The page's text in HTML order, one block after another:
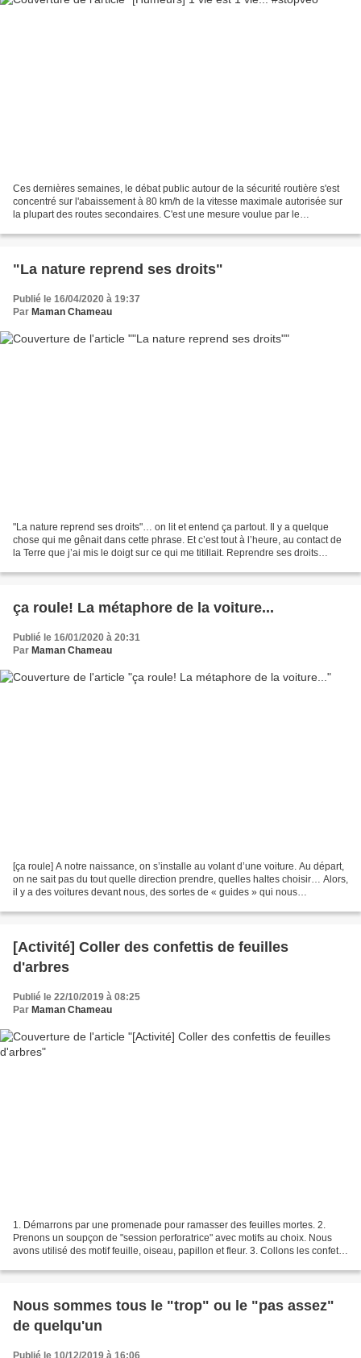
Ces dernières semaines, le débat public autour de la sécurité routière s'est
concentré sur l'abaissement à 80 km/h de la vitesse maximale autorisée sur
la plupart des routes secondaires. C'est une mesure voulue par le
"La nature reprend ses droits"
Publié le 16/04/2020 à 19:37
Par Maman Chameau
"La nature reprend ses droits"… on lit et entend ça partout. Il y a quelque
chose qui me gênait dans cette phrase. Et c’est tout à l’heure, au contact de
la Terre que j’ai mis le doigt sur ce qui me titillait. Reprendre ses droits
ça roule! La métaphore de la voiture...
Publié le 16/01/2020 à 20:31
Par Maman Chameau
[ça roule] A notre naissance, on s’installe au volant d’une voiture. Au départ,
on ne sait pas du tout quelle direction prendre, quelles haltes choisir… Alors,
il y a des voitures devant nous, des sortes de « guides » qui nous
[Activité] Coller des confettis de feuilles
d'arbres
Publié le 22/10/2019 à 08:25
Par Maman Chameau
1. Démarrons par une promenade pour ramasser des feuilles mortes. 2.
Prenons un soupçon de "session perforatrice" avec motifs au choix. Nous
avons utilisé des motif feuille, oiseau, papillon et fleur. 3. Collons les confettis
Nous sommes tous le "trop" ou le "pas assez"
de quelqu'un